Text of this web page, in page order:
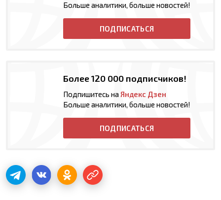
Больше аналитики, больше новостей!
ПОДПИСАТЬСЯ
Более 120 000 подписчиков!
Подпишитесь на Яндекс Дзен
Больше аналитики, больше новостей!
ПОДПИСАТЬСЯ